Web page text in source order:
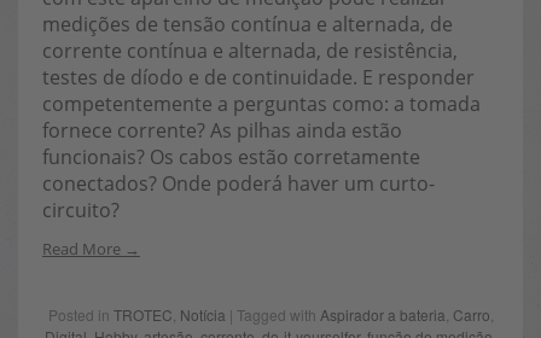
medições de tensão contínua e alternada, de
corrente contínua e alternada, de resistência,
testes de díodo e de continuidade. E responder
competentemente a perguntas como: a tomada
fornece corrente? As pilhas ainda estão
funcionais? Os cabos estão corretamente
conectados? Onde poderá haver um curto-
circuito?
Read More
Posted in TROTEC Notícia | Tagged with Aspirador a bateria Carro